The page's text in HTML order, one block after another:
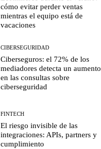
cómo evitar perder ventas
mientras el equipo está de
vacaciones
CIBERSEGURIDAD
Ciberseguros: el 72% de los
mediadores detecta un aumento
en las consultas sobre
ciberseguridad
FINTECH
El riesgo invisible de las
integraciones: APIs, partners y
cumplimiento